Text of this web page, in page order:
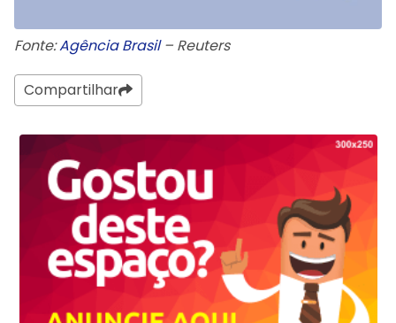
Fonte:Agência Brasil– Reuters
Compartilhar